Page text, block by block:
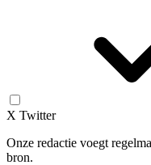
X Twitter
Onze redactie voegt
bron.